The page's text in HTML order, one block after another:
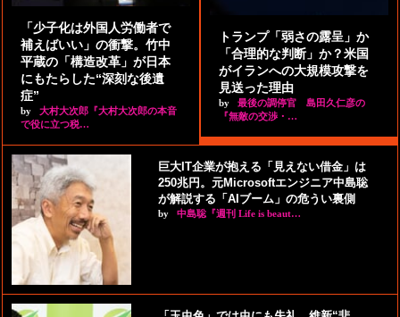
「少子化は外国人労働者で
補えばいい」の衝撃。竹中
平蔵の「構造改革」が日本
にもたらした“深刻な後遺
症”
by
大村大次郎『大村大次郎の本音
で役に立つ税…
トランプ「弱さの露呈」か
「合理的な判断」か？米国
がイランへの大規模攻撃を
見送った理由
by
最後の調停官 島田久仁彦の
『無敵の交渉・…
巨大IT企業が抱える「見えない借金」は
250兆円。元Microsoftエンジニア中島聡
が解説する「AIブーム」の危うい裏側
by 中島聡『週刊 Life is beaut…